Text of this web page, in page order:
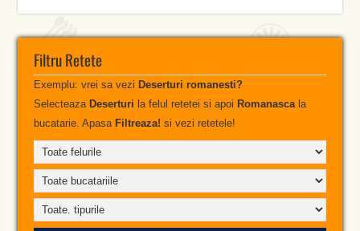
Filtru Retete
Exemplu: vrei sa vezi Deserturi romanesti?
Selecteaza Deserturi la felul retetei si apoi Romanascala
bucatarie. Apasa Filtreaza! si vezi retetele!